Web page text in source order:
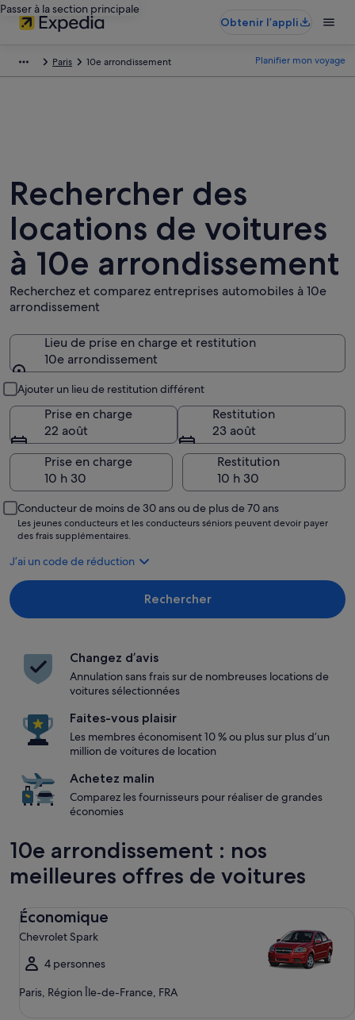
Passer à la section principale
Obtenir l’appli
Paris 10e arrondissement Planifier mon voyage
Rechercher des
locations de voitures
à 10e arrondissement
Recherchez et comparez entreprises automobiles à 10e
arrondissement
Lieu de prise en charge et restitution
10e arrondissement
Ajouter un lieu de restitution différent
Prise en charge
22 août
Restitution
23 août
Prise en charge
Restitution
Conducteur de moins de 30 ans ou de plus de 70 ans
Les jeunes conducteurs et les conducteurs séniors peuvent devoir payer
des frais supplémentaires.
J’ai un code de réduction
Rechercher
Changez d’avis
Annulation sans frais sur de nombreuses locations de
voitures sélectionnées
Faites-vous plaisir
Les membres économisent 10 % ou plus sur plus d’un
million de voitures de location
Achetez malin
Comparez les fournisseurs pour réaliser de grandes
économies
10e arrondissement : nos
meilleures offres de voitures
Économique
Chevrolet Spark
4 personnes
Paris, Région Île-de-France, FRA
Économique Chevrolet Spark